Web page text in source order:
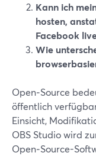
Kann ich
hosten,
Facebook
Wie
Open‑Source
öffentlich
Einsicht,
OBS Studio wird
Open‑Source-